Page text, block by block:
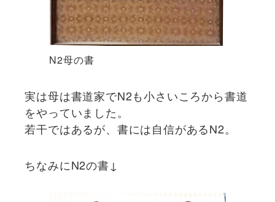
N2母の書
実は母は書道家でN2も小さいころから書道
をやっていました。
若干ではあるが、書には自信があるN2。
ちなみにN2の書↓